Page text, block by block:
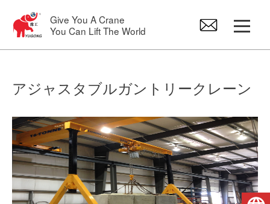
Give You A Crane
You Can Lift The World
ジブクレーン
電気ホイスト
アジャスタブルガントリークレーン